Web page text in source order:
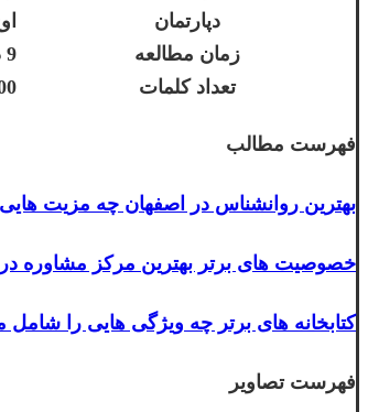
دپارتمان
زمان مطالعه
9 دقیقه
تعداد کلمات
فهرست مطالب
بهترین روانشناس در اصفهان چه مزیت
خصوصیت های برتر بهترین مرکز مشاوره
کتابخانه های برتر چه ویژگی هایی را
فهرست تصاویر